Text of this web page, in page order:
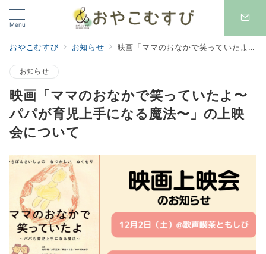
Menu
おやこむすび お知らせ 映画「ママのおなかで笑っていたよ〜パパが育児上手になる魔法〜」の上映会について
お知らせ
映画「ママのおなかで笑っていたよ〜
パパが育児上手になる魔法〜」の上映
会について